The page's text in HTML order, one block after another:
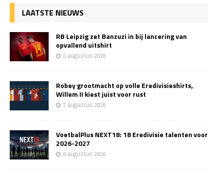
LAATSTE NIEUWS
RB Leipzig zet Banzuzi in bij lancering van
opvallend uitshirt
8 augustus 2026
Robey grootmacht op volle Eredivisieshirts,
Willem II kiest juist voor rust
7 augustus 2026
VoetbalPlus NEXT18: 18 Eredivisie talenten voor
2026-2027
6 augustus 2026